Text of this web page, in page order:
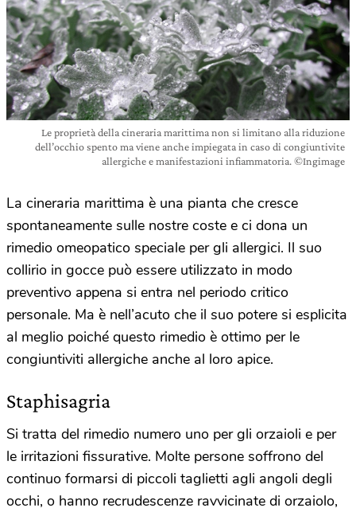
Le proprietà della cineraria marittima non si limitano alla riduzione
dell’occhio spento ma viene anche impiegata in caso di congiuntivite
allergiche e manifestazioni infiammatoria. ©Ingimage
La cineraria marittima è una pianta che cresce
spontaneamente sulle nostre coste e ci dona un
rimedio omeopatico speciale per gli allergici. Il suo
collirio in gocce può essere utilizzato in modo
preventivo appena si entra nel periodo critico
personale. Ma è nell’acuto che il suo potere si esplicita
al meglio poiché questo rimedio è ottimo per le
congiuntiviti allergiche anche al loro apice.
Staphisagria
Si tratta del rimedio numero uno per gli orzaioli e per
le irritazioni fissurative. Molte persone soffrono del
continuo formarsi di piccoli taglietti agli angoli degli
occhi, o hanno recrudescenze ravvicinate di orzaiolo,